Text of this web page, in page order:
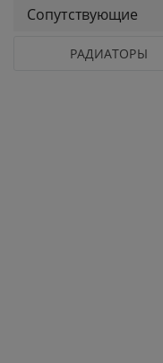
Сопутствующие
РАДИАТОРЫ